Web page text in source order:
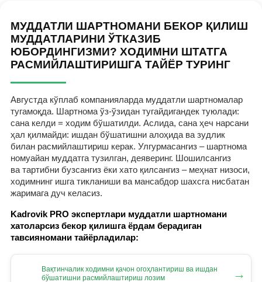
МУДДАТЛИ ШАРТНОМАНИ БЕКОР ҚИЛИШ
МУДДАТЛАРИНИ ЎТКАЗИБ
ЮБОРДИНГИЗМИ? ХОДИМНИ ШТАТГА
РАСМИЙЛАШТИРИШГА ТАЙЁР ТУРИНГ
Августда кўплаб компанияларда муддатли шартномалар
тугамоқда. Шартнома ўз-ўзидан тугайдигандек туюлади:
сана келди = ходим бўшатилди. Аслида, сана ҳеч нарсани
ҳал қилмайди: ишдан бўшатишни алоҳида ва зудлик
билан расмийлаштириш керак. Улгурмасангиз – шартнома
номуайан муддатга тузилган, деяверинг. Шошилсангиз
ва тартибни бузсангиз ёки хато қилсангиз – меҳнат низоси,
ходимнинг ишга тикланиши ва мансабдор шахсга нисбатан
жаримага дуч келасиз.
Kadrovik PRO экспертлари муддатли шартномани
хатоларсиз бекор қилишга ёрдам берадиган
тавсияномани тайёрладилар:
Вақтинчалик ходимни қачон огоҳлантириш ва ишдан
бўшатишни расмийлаштириш лозим
→